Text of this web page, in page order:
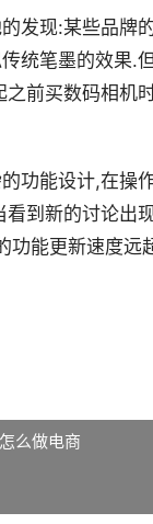
发现:某些品牌
统笔墨的效果.
之前买数码相
功能设计,在操
到新的讨论出
功能更新速度
么做电商